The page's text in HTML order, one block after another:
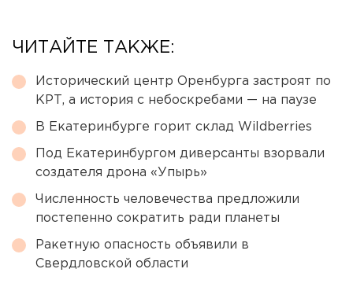
ЧИТАЙТЕ ТАКЖЕ:
Исторический центр Оренбурга застроят по
КРТ, а история с небоскребами — на паузе
В Екатеринбурге горит склад Wildberries
Под Екатеринбургом диверсанты взорвали
создателя дрона «Упырь»
Численность человечества предложили
постепенно сократить ради планеты
Ракетную опасность объявили в
Свердловской области